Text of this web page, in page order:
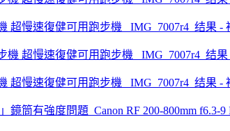
超慢速復健可用跑步機 _IMG_7007r4_结果 -
超慢速復健可用跑步機 _IMG_7007r4_结果 -